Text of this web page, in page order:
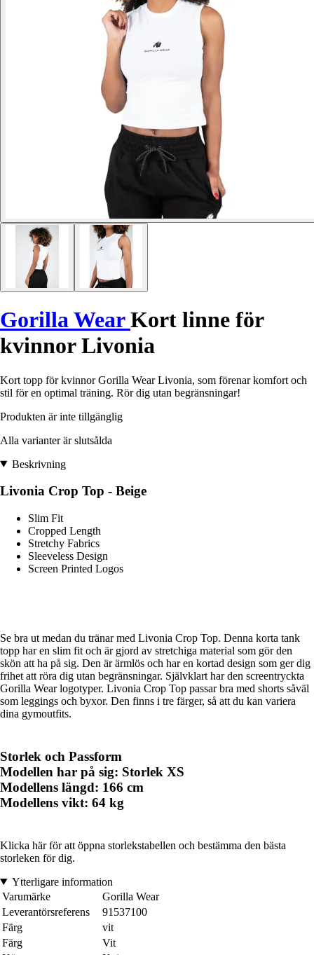
Gorilla WearKort linne för
kvinnor Livonia
Kort topp för kvinnor Gorilla Wear Livonia, som förenar komfort och
stil för en optimal träning. Rör dig utan begränsningar!
Produkten är inte tillgänglig
Alla varianter är slutsålda
Beskrivning
Livonia Crop Top - Beige
Slim Fit
Cropped Length
Stretchy Fabrics
Sleeveless Design
Screen Printed Logos
Se bra ut medan du tränar med Livonia Crop Top. Denna korta tank
topp har en slim fit och är gjord av stretchiga material som gör den
skön att ha på sig. Den är ärmlös och har en kortad design som ger dig
frihet att röra dig utan begränsningar. Självklart har den screentryckta
Gorilla Wear logotyper. Livonia Crop Top passar bra med shorts såväl
som leggings och byxor. Den finns i tre färger, så att du kan variera
dina gymoutfits.
Storlek och Passform
Modellen har på sig: Storlek XS
Modellens längd: 166 cm
Modellens vikt: 64 kg
Klicka här för att öppna storlekstabellen och bestämma den bästa
storleken för dig.
Ytterligare information
Varumärke
Gorilla Wear
Leverantörsreferens
91537100
Färg
vit
Färg
Vit